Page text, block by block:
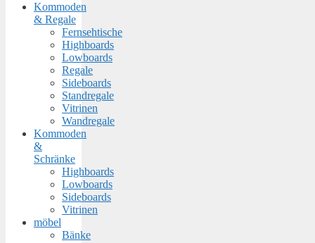
Kommoden
& Regale
Fernsehtische
Highboards
Lowboards
Regale
Sideboards
Standregale
Vitrinen
Wandregale
Kommoden
&
Schränke
Highboards
Lowboards
Sideboards
Vitrinen
möbel
Bänke